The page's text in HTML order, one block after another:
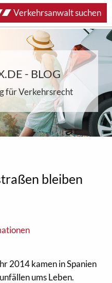
- BLOG
für Verkehrsrecht
bleiben
2014 kamen in Spanien
ums Leben.
Verkehrsanwalt suchen